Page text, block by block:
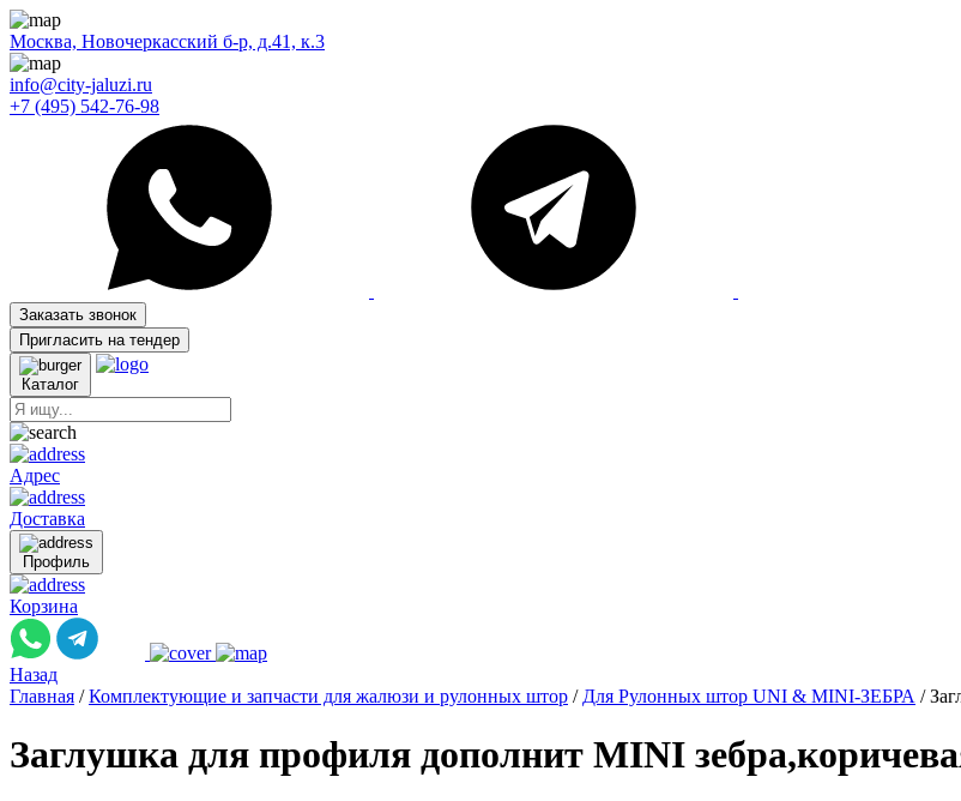
Москва, Новочеркасский б-р, д.41, к.3
info@city-jaluzi.ru
+7 (495) 542-76-98
Заказать звонок
Пригласить на тендер
Каталог
Адрес
Доставка
Профиль
Корзина
Назад
Главная / Комплектующие и запчасти для жалюзи и рулонных штор / Для Рулонных штор UNI & MINI-ЗЕБРА /
Заглушка для профиля дополнит MINI